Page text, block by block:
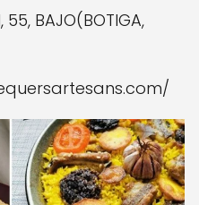
BAJO(BOTIGA,